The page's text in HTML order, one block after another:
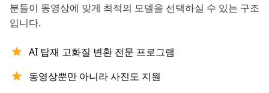
분들이 동영상에 맞게 최적의 모델을 선택하실 수 있는 구조
입니다.
AI 탑재 고화질 변환 전문 프로그램
동영상뿐만 아니라 사진도 지원